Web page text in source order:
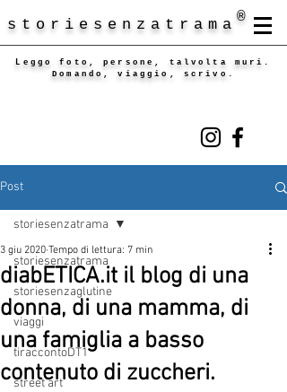
storiesenzatrama ®
Leggo foto, persone, talvolta muri.
Domando, viaggio, scrivo.
Post
storiesenzatrama
storiesenzaglutine
viaggi
tiraccontoDT1
street art
storiesenzatrama
diabETICA.it il blog di una
donna, di una mamma, di
una famiglia a basso
contenuto di zuccheri.
3 giu 2020 Tempo di lettura: 7 min